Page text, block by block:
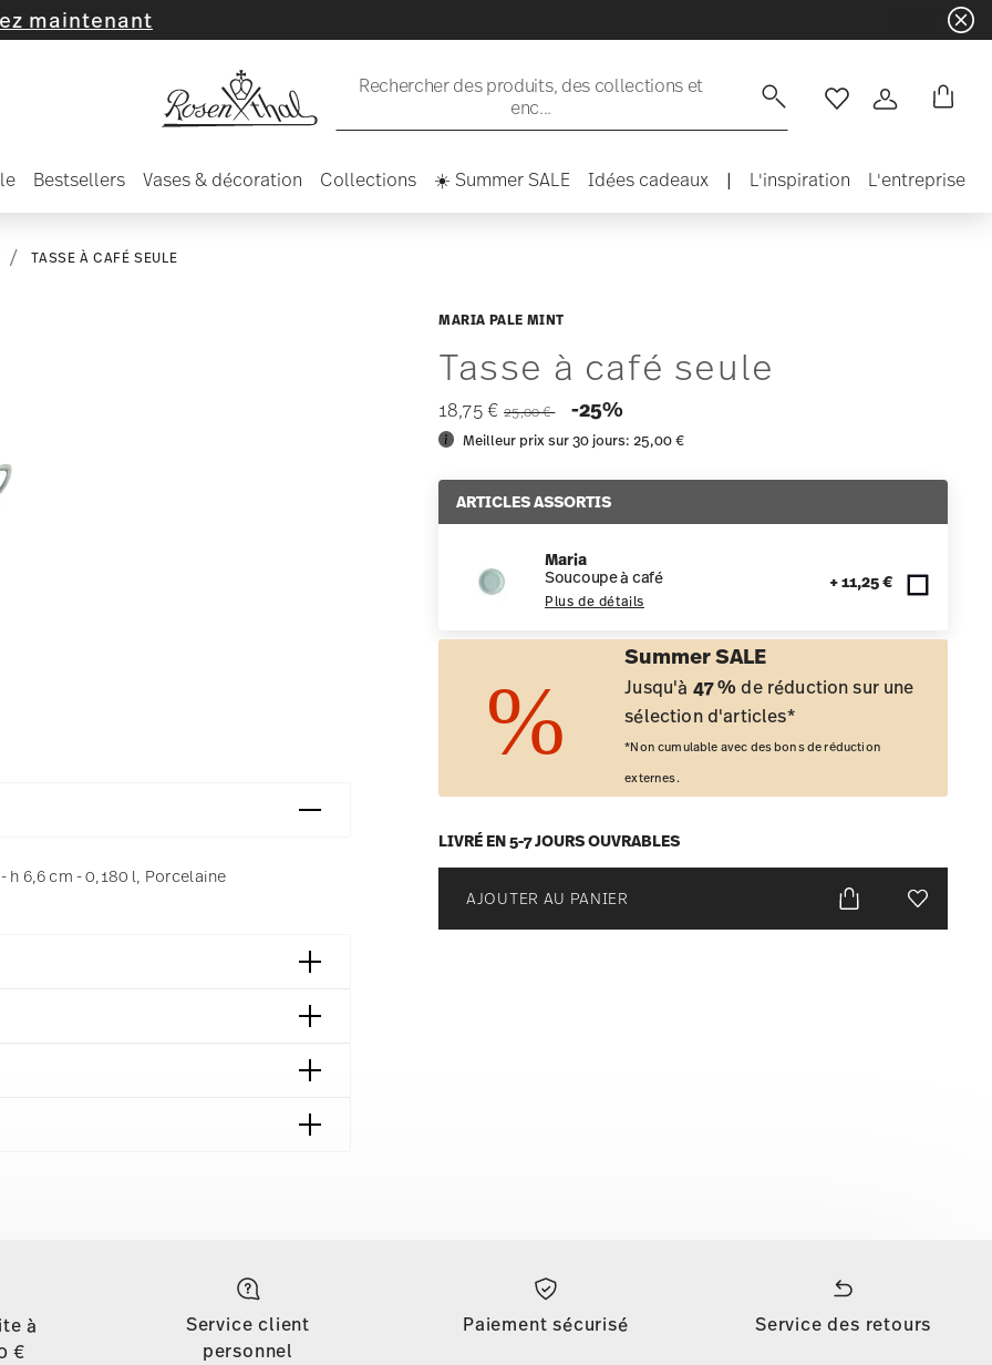
Rechercher des produits, des collections et
enc...
Liste de souhaits
Connexion
Bestsellers Vases & décoration Collections ☀️ Summer SALE Idées cadeaux | L'inspiration L'entreprise
MARIA PALE MINT
Tasse à café seule
18,75 € Price reduced from
25,00 € -25%
Meilleur prix sur 30 jours:25,00 €
ARTICLES ASSORTIS
Maria
Soucoupe à café
Plus de détails
+ 11,25 €
Summer SALE
Jusqu'à 47 %de réduction sur une
sélection d'articles*
*Non cumulable avec des bons de réduction
externes.
LIVRÉ EN 5-7 JOURS OUVRABLES
AJOUTER AU PANIER Liste de
TASSE À CAFÉ SEULE
h 6,6 cm - 0,180 l, Porcelaine
Sans danger pour le contact
alimentaire
à
€
Service client
personnel
Paiement sécurisé Service des retours